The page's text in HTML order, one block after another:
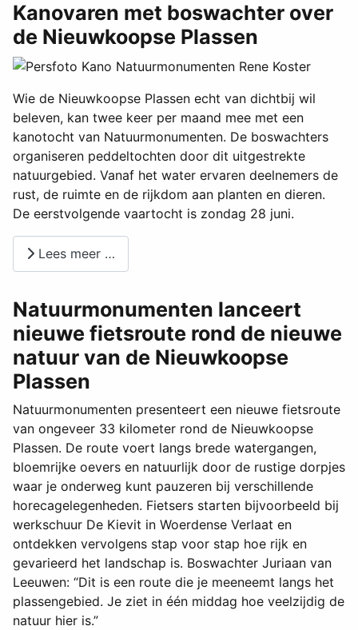
Kanovaren met boswachter over
de Nieuwkoopse Plassen
Wie de Nieuwkoopse Plassen echt van dichtbij wil
beleven, kan twee keer per maand mee met een
kanotocht van Natuurmonumenten. De boswachters
organiseren peddeltochten door dit uitgestrekte
natuurgebied. Vanaf het water ervaren deelnemers de
rust, de ruimte en de rijkdom aan planten en dieren.
De eerstvolgende vaartocht is zondag 28 juni.
Lees meer …
Natuurmonumenten lanceert
nieuwe fietsroute rond de nieuwe
natuur van de Nieuwkoopse
Plassen
Natuurmonumenten presenteert een nieuwe fietsroute
van ongeveer 33 kilometer rond de Nieuwkoopse
Plassen. De route voert langs brede watergangen,
bloemrijke oevers en natuurlijk door de rustige dorpjes
waar je onderweg kunt pauzeren bij verschillende
horecagelegenheden. Fietsers starten bijvoorbeeld bij
werkschuur De Kievit in Woerdense Verlaat en
ontdekken vervolgens stap voor stap hoe rijk en
gevarieerd het landschap is. Boswachter Juriaan van
Leeuwen: “Dit is een route die je meeneemt langs het
plassengebied. Je ziet in één middag hoe veelzijdig de
natuur hier is.”